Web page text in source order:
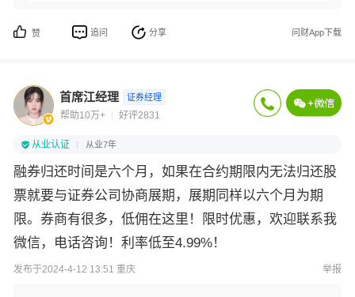
赞 追问 分享 问财App下载
首席江经理 证券经理
帮助10万+ 好评2831
从业认证 从业7年
融券归还时间是六个月，如果在合约期限内无法归还股
票就要与证券公司协商展期，展期同样以六个月为期
限。券商有很多，低佣在这里！限时优惠，欢迎联系我
微信，电话咨询！利率低至4.99%！
发布于2024-4-12 13:51 重庆 举报